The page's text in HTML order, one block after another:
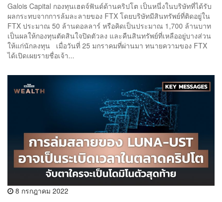
Galois Capital กองทุนเฮดจ์ฟันด์ด้านคริปโต เป็นหนึ่งในบริษัทที่ได้รับ
ผลกระทบจากการล้มละลายของ FTX โดยบริษัทมีสินทรัพย์ที่ติดอยู่ใน
FTX ประมาณ 50 ล้านดอลลาร์ หรือคิดเป็นประมาณ 1,700 ล้านบาท
เป็นผลให้กองทุนตัดสินใจปิดตัวลง และคืนสินทรัพย์ที่เหลืออยู่บางส่วน
ให้แก่นักลงทุน เมื่อวันที่ 25 มกราคมที่ผ่านมา ทนายความของ FTX
ได้เปิดเผยรายชื่อเจ้า...
8 กรกฎาคม 2022